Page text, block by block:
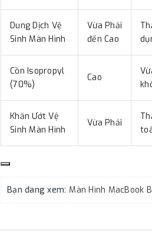
Dung Dịch Vệ
Sinh Màn Hình
Vừa Phải
đến Cao
Cồn Isopropyl
(70%)
Cao
Khăn Ướt Vệ
Sinh Màn Hình
Vừa Phải
Bạn đang xem: